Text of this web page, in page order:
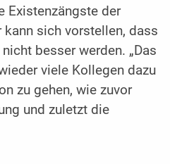
Existenzängste der
kann sich vorstellen, dass
besser werden. „Das
viele Kollegen dazu
zu gehen, wie zuvor
und zuletzt die